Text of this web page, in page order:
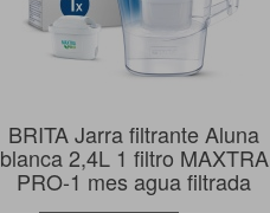
BRITA Jarra filtrante Aluna
blanca 2,4L 1 filtro MAXTRA
PRO-1 mes agua filtrada